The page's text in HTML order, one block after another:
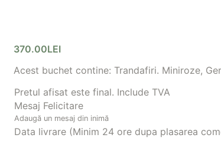
370.00LEI
Acest buchet contine: Trandafiri. Miniroze,
Pretul afisat este final. Include TVA
Mesaj Felicitare
Adaugă un mesaj din inimă
Data livrare (Minim 24 ore dupa plasarea